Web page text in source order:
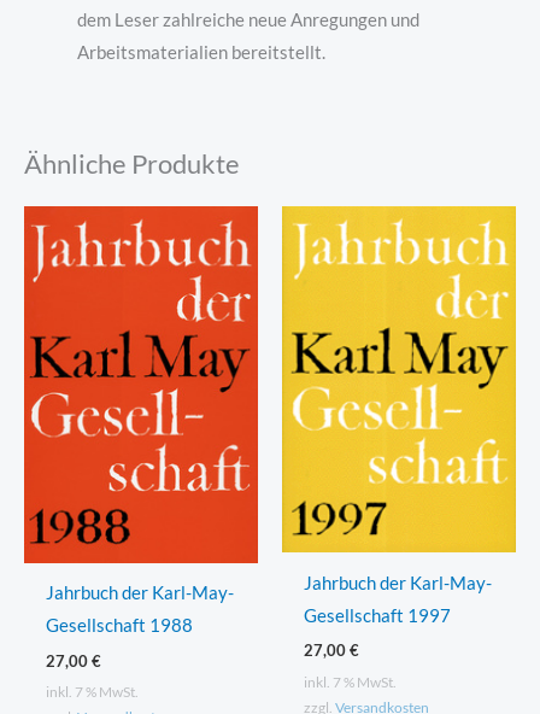
dem Leser zahlreiche neue Anregungen und
Arbeitsmaterialien bereitstellt.
Ähnliche Produkte
Jahrbuch der Karl-May-
Gesellschaft 1988
27,00€
inkl. 7 % MwSt.
Jahrbuch der Karl-May-
Gesellschaft 1997
27,00€
inkl. 7 % MwSt.
zzgl. Versandkosten